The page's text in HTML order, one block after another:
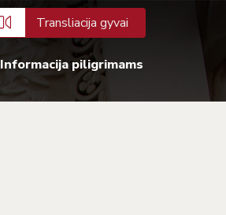
Transliacija gyvai
Informacija piligrimams